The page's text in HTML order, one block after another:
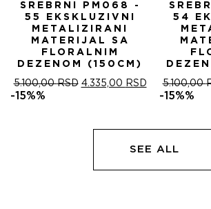
SREBRNI PM068 -
55 EKSKLUZIVNI
METALIZIRANI
MATERIJAL SA
FLORALNIM
DEZENOM (150CM)
5.100,00RSD ОРИГИНАЛНА
5.100,00 RSD.
4.335,00 RSDТРЕНУТНА
ЦЕНА
-15%%
54
5.100,00
-15%%
SEE ALL